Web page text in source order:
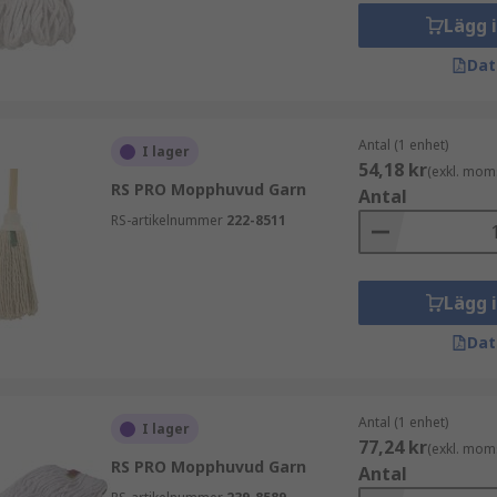
skador på stenplattor, så en mikrofibermopp och vatten
och hinkar från ledande varumärken till
Lägg
I lager
RS PRO Mopphuvud Garn
RS-artikelnummer 222-8511
Antal (1 enhet)
54,18 kr(exkl.
Antal
Lägg
I lager
RS PRO Mopphuvud Garn
Antal (1 enhet)
77,24 kr(exkl.
Antal